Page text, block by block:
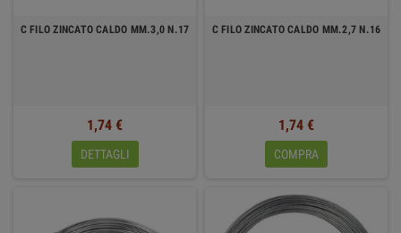
C FILO ZINCATO CALDO MM.3,0 N.17
1,74 €
DETTAGLI
C FILO ZINCATO CALDO MM.2,7 N.16
1,74 €
COMPRA